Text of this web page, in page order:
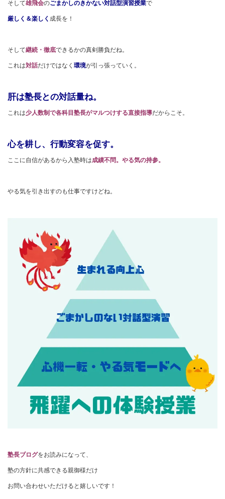
そして雄飛会のごまかしのきかない対話型演習授業で
厳しく＆楽しく 成長を！
そして継続・徹底できるかの真剣勝負だね。
これは対話だけではなく 環境が引っ張っていく。
肝は塾長との対話量ね。
これは少人数制で各科目塾長がマルつけする直接指導だからこそ。
心を耕し、行動変容を促す。
ここに自信があるから入塾時は成績不問。やる気の持参。
やる気を引き出すのも仕事ですけどね。
塾長ブログをお読みになって、
塾の方針に共感できる親御様だけ
お問い合わせいただけると嬉しいです！